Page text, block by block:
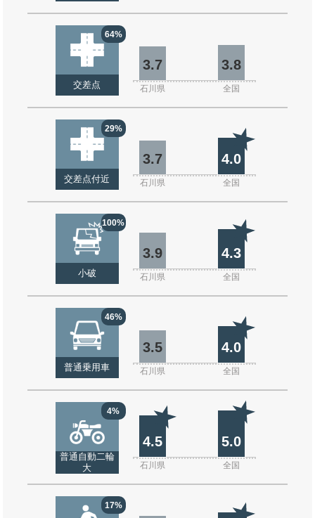
64%
交差点
3.7 3.8
石川県 全国
29%
交差点付近
3.7 4.0
石川県 全国
100%
小破
3.9 4.3
石川県 全国
46%
普通乗用車
3.5 4.0
石川県 全国
4%
普通自動二輪
大
4.5 5.0
石川県 全国
17%